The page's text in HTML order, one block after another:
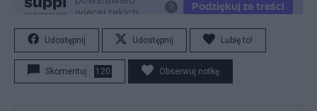
Udostępnij Udostępnij Lubię to!
Skomentuj 120 Obserwuj notkę